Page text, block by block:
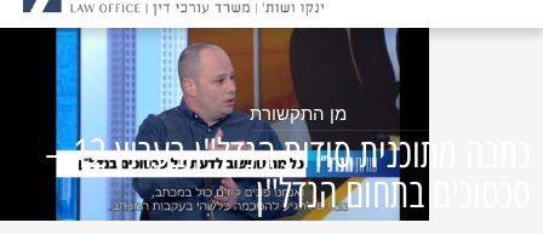
מן התקשורת
כתבה מתוכנית סודות הנדל"ן בערוץ 12 –
בתחום הנדל"ן